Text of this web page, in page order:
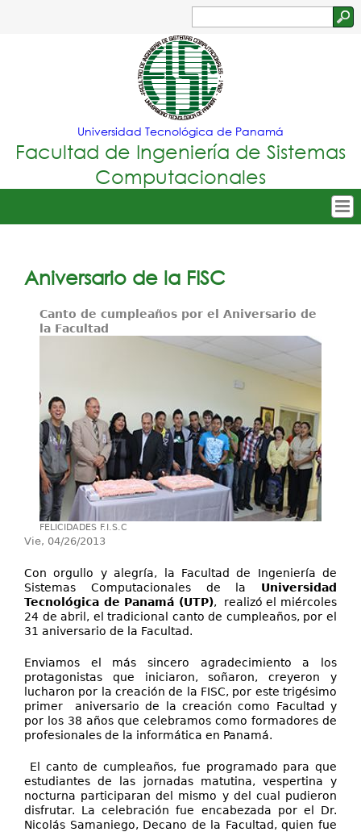
Jump to navigation
Formulario
de
búsqueda
Universidad Tecnológica de Panamá
Facultad de Ingeniería de Sistemas
Computacionales
Menu
Nuestra Facultad
Departamentos
Servicios
Aniversario de la FISC
Canto de cumpleaños por el Aniversario de
la Facultad
FELICIDADES F.I.S.C
Vie, 04/26/2013
Con orgullo y alegría, la Facultad de Ingeniería de
Sistemas Computacionales de la Universidad
Tecnológica de Panamá (UTP), realizó el miércoles
24 de abril, el tradicional canto de cumpleaños, por el
31 aniversario de la Facultad.
Enviamos el más sincero agradecimiento a los
protagonistas que iniciaron, soñaron, creyeron y
lucharon por la creación de la FISC, por este trigésimo
primer aniversario de la creación como Facultad y
por los 38 años que celebramos como formadores de
profesionales de la informática en Panamá.
El canto de cumpleaños, fue programado para que
estudiantes de las jornadas matutina, vespertina y
nocturna participaran del mismo y del cual pudieron
disfrutar. La celebración fue encabezada por el Dr.
Nicolás Samaniego, Decano de la Facultad, quien fue